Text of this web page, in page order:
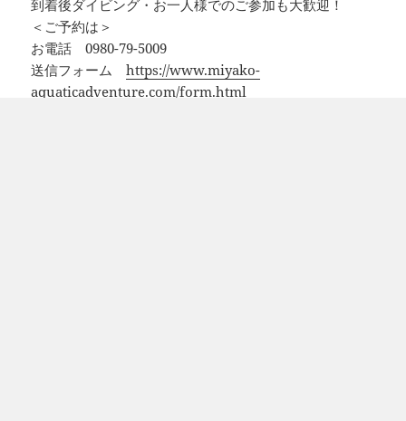
到着後ダイビング・お一人様でのご参加も大歓迎！
＜ご予約は＞
お電話 0980-79-5009
送信フォームhttps://www.miyako-
aquaticadventure.com/form.html